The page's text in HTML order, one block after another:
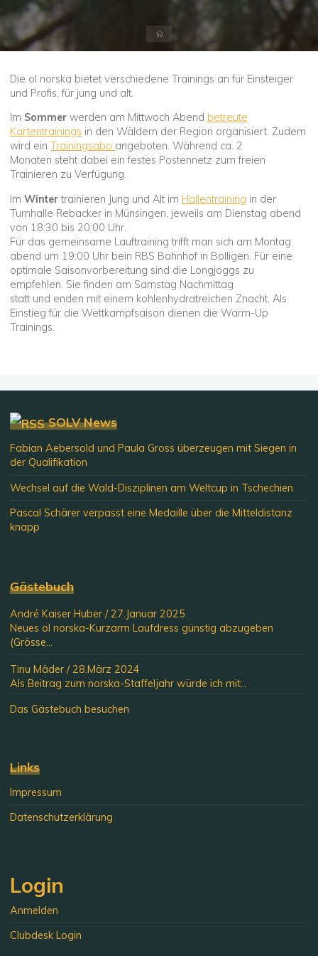
Start
Die ol norska bietet verschiedene Trainings an für Einsteiger
und Profis, für jung und alt.
Im Sommer werden am Mittwoch Abend betreute
Kartentrainings in den Wäldern der Region organisiert. Zudem
wird einTrainingsabo angeboten. Während ca. 2
Monaten steht dabei ein festes Postennetz zum freien
Trainieren zu Verfügung.
ImWintertrainieren Jung und Alt im Hallentraining in der
Turnhalle Rebacker in Münsingen, jeweils am Dienstag abend
von 18:30 bis 20:00 Uhr.
Für das gemeinsame Lauftraining trifft man sich am Montag
abend um 19:00 Uhr bein RBS Bahnhof in Bolligen. Für eine
optimale Saisonvorbereitung sind die Longjoggs zu
empfehlen. Sie finden am Samstag Nachmittag
statt und enden mit einem kohlenhydratreichen Znacht. Als
Einstieg für die Wettkampfsaison dienen die Warm-Up
Trainings.
SOLV News
Fabian Aebersold und Paula Gross überzeugen mit Siegen in
der Qualifikation
Wechsel auf die Wald-Disziplinen am Weltcup in Tschechien
Pascal Schärer verpasst eine Medaille über die Mitteldistanz
knapp
Gästebuch
André Kaiser Huber / 27.Januar 2025
Neues ol norska-Kurzarm Laufdress günstig abzugeben
(Grösse...
Tinu Mäder / 28.März 2024
Als Beitrag zum norska-Staffeljahr würde ich mit...
Das Gästebuch besuchen
Links
Impressum
Datenschutzerklärung
Login
Anmelden
Clubdesk Login